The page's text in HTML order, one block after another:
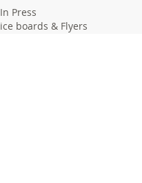
boards & Flyers
In Press